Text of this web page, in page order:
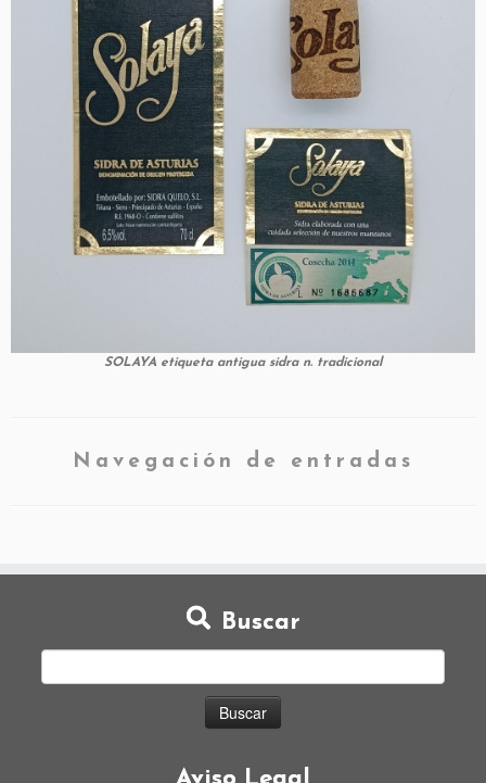
SOLAYA etiqueta antigua sidra n. tradicional
Navegación de entradas
Buscar